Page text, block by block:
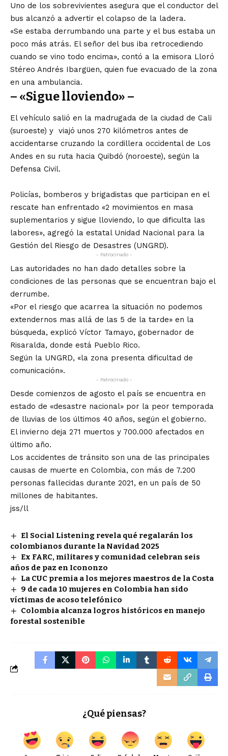
Uno de los sobrevivientes asegura que el conductor del
bus alcanzó a advertir el colapso de la ladera.
«Se estaba derrumbando una parte y el bus estaba un
poco más atrás. El señor del bus iba retrocediendo
cuando se vino todo encima», contó a la emisora Lloró
Stéreo Andrés Ibargüen, quien fue evacuado de la zona
en una ambulancia.
– «Sigue lloviendo» –
El vehículo salió en la madrugada de la ciudad de Cali
(suroeste) y viajó unos 270 kilómetros antes de
accidentarse cruzando la cordillera occidental de Los
Andes en su ruta hacia Quibdó (noroeste), según la
Defensa Civil.
Policías, bomberos y brigadistas que participan en el
rescate han enfrentado «2 movimientos en masa
suplementarios y sigue lloviendo, lo que dificulta las
labores», agregó la estatal Unidad Nacional para la
Gestión del Riesgo de Desastres (UNGRD).
- Patrocinado -
Las autoridades no han dado detalles sobre la
condiciones de las personas que se encuentran bajo el
derrumbe.
«Por el riesgo que acarrea la situación no podemos
extendernos mas allá de las 5 de la tarde» en la
búsqueda, explicó Víctor Tamayo, gobernador de
Risaralda, donde está Pueblo Rico.
Según la UNGRD, «la zona presenta dificultad de
comunicación».
- Patrocinado -
Desde comienzos de agosto el país se encuentra en
estado de «desastre nacional» por la peor temporada
de lluvias de los últimos 40 años, según el gobierno.
El invierno deja 271 muertos y 700.000 afectados en
último año.
Los accidentes de tránsito son una de las principales
causas de muerte en Colombia, con más de 7.200
personas fallecidas durante 2021, en un país de 50
millones de habitantes.
jss/ll
El Social Listening revela qué regalarán los
colombianos durante la Navidad 2025
Ex FARC, militares y comunidad celebran seis
años de paz en Icononzo
La CUC premia a los mejores maestros de la Costa
9 de cada 10 mujeres en Colombia han sido
víctimas de acoso telefónico
Colombia alcanza logros históricos en manejo
forestal sostenible
¿Qué piensas?